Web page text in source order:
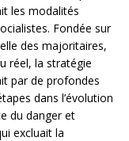
les modalités
Fondée sur
des majoritaires,
réel, la stratégie
par de profondes
dans l’évolution
du danger et
excluait la